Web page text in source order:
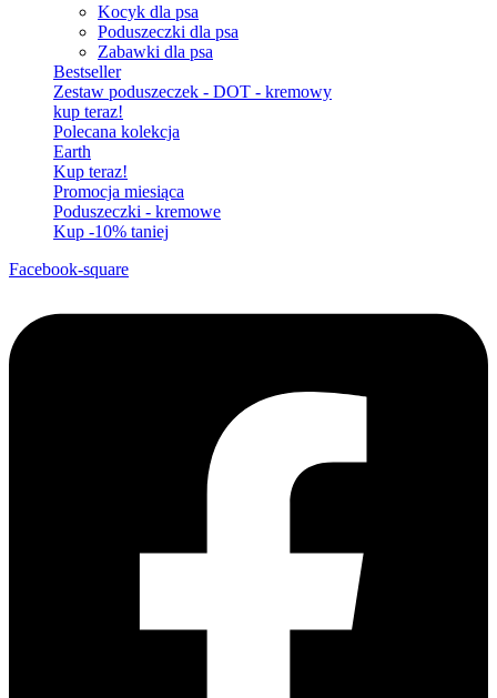
Kocyk dla psa
Poduszeczki dla psa
Zabawki dla psa
Bestseller
Zestaw poduszeczek - DOT - kremowy
kup teraz!
Polecana kolekcja
Earth
Kup teraz!
Promocja miesiąca
Poduszeczki - kremowe
Kup -10% taniej
Facebook-square